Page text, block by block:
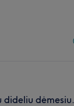
dėmesiu.